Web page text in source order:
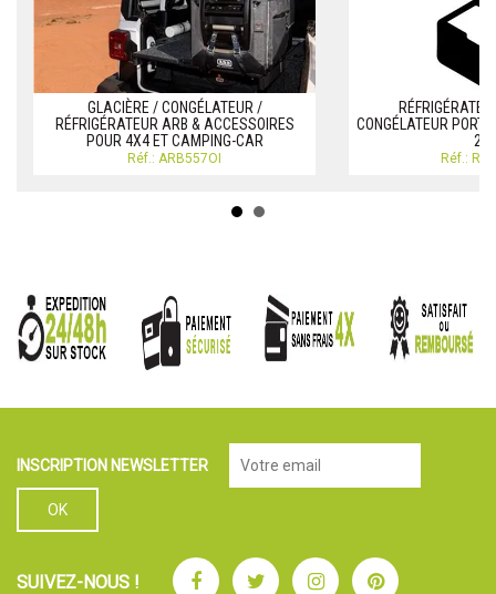
GLACIÈRE / CONGÉLATEUR /
RÉFRIGÉRATEUR ARB & ACCESSOIRES
POUR 4X4 ET CAMPING-CAR
Réf.: ARB557OI
CONGÉLATEUR
Réf.:
INSCRIPTION NEWSLETTER
SUIVEZ-NOUS ! FacebookTwitterInstagramPinterest